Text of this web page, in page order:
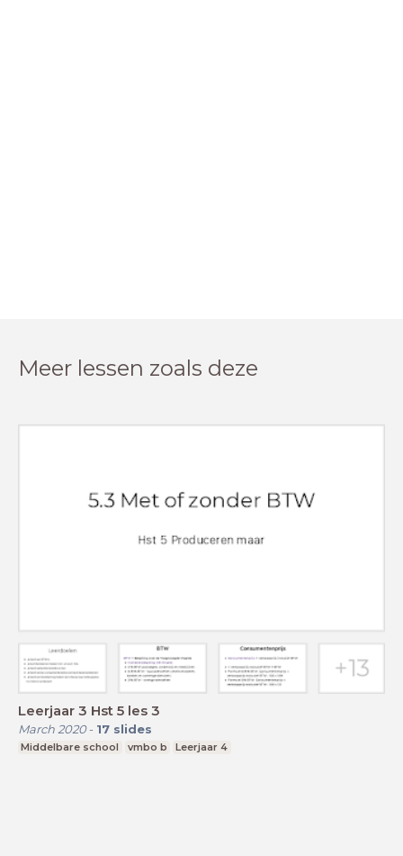
Meer lessen zoals deze
Leerjaar 3 Hst 5 les 3
March 2020- 17 slides
Middelbare school vmbo b Leerjaar 4